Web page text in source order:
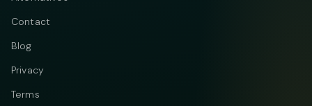
Contact
Blog
Privacy
Terms